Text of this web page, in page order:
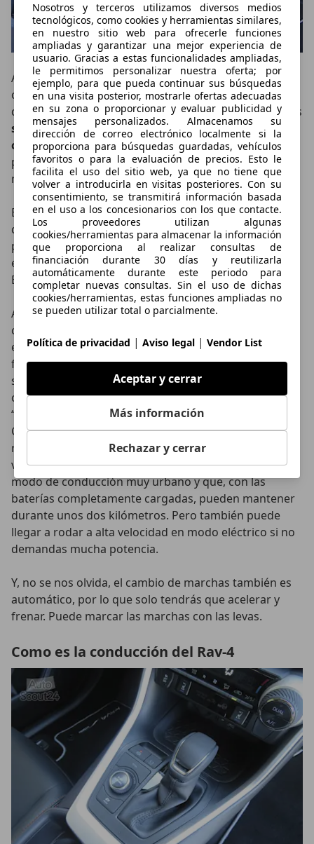
Nosotros y terceros utilizamos diversos medios
tecnológicos, como cookies y herramientas similares,
en nuestro sitio web para ofrecerle funciones
ampliadas y garantizar una mejor experiencia de
usuario. Gracias a estas funcionalidades ampliadas,
le permitimos personalizar nuestra oferta; por
ejemplo, para que pueda continuar sus búsquedas
en una visita posterior, mostrarle ofertas adecuadas
en su zona o proporcionar y evaluar publicidad y
mensajes personalizados. Almacenamos su
dirección de correo electrónico localmente si la
proporciona para búsquedas guardadas, vehículos
favoritos o para la evaluación de precios. Esto le
facilita el uso del sitio web, ya que no tiene que
volver a introducirla en visitas posteriores. Con su
consentimiento, se transmitirá información basada
en el uso a los concesionarios con los que contacte.
Los proveedores utilizan algunas
cookies/herramientas para almacenar la información
que proporciona al realizar consultas de
financiación durante 30 días y reutilizarla
automáticamente durante este periodo para
completar nuevas consultas. Sin el uso de dichas
cookies/herramientas, estas funciones ampliadas no
se pueden utilizar total o parcialmente.
Política de privacidad | Aviso legal | Vendor List
Aceptar y cerrar
Más información
Rechazar y cerrar
A los mandos del Toyota Rav-4 hay posibilidades de
configuración para cambiar la respuesta del motor, la
dirección o la climatización. Tiene un modo Eco, que es
suficiente para el día a día y procura los mínimos
consumos. Un modo Auto, en el que la entrega de
potencia es la programa en un punto medio y tiene un
modo “Power” que es una especie de deportivo.
En todos ellos, el coche combina automáticamente
qué motor (o motores) entregan la potencia,
pensando en las prestaciones, como el modo Power, o
en el máximo ahorro de combustible, como el modo
Eco.
Aparte, y además, el Toyota Rav 4 tiene un modo de
conducción completamente eléctrico. El solo puede ir
en modo eléctrico si así lo considera, por ejemplo, en
función de la conducción que estemos haciendo:
suave o más agresiva. O de la velocidad o
circunstancias del viaje. Pero, también, podemos
“forzarle” a
circular en modo únicamente eléctrico
Con el botón EV seleccionado, el coche es capaz de
rodar únicamente con electricidad. Lo hará a baja
velocidad y hasta unos 40 km/h, por lo que es un
modo de conducción muy urbano y que, con las
baterías completamente cargadas, pueden mantener
durante unos dos kilómetros. Pero también puede
llegar a rodar a alta velocidad en modo eléctrico si no
demandas mucha potencia.
Y, no se nos olvida, el cambio de marchas también es
automático, por lo que solo tendrás que acelerar y
frenar. Puede marcar las marchas con las levas.
Como es la conducción del Rav-4